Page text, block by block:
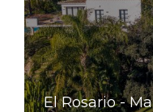
El Rosario -